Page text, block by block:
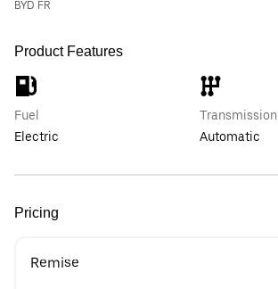
BYD FR
Product Features
Fuel
Electric
Transmission
Automatic
Pricing
Remise